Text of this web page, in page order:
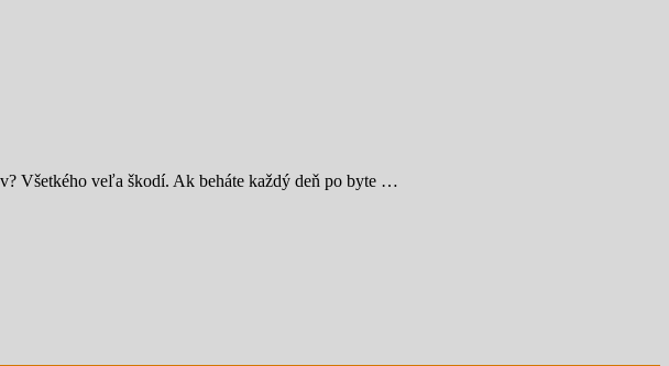
Všetkého veľa škodí. Ak beháte každý deň po byte …